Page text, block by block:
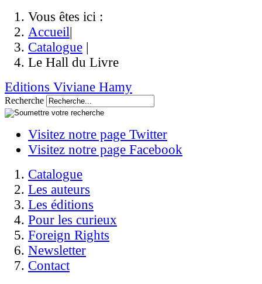
Vous êtes ici :
Accueil|
Catalogue |
Le Hall du Livre
Editions Viviane Hamy
Recherche
Visitez notre page Twitter
Visitez notre page Facebook
Catalogue
Les auteurs
Les éditions
Pour les curieux
Foreign Rights
Newsletter
Contact